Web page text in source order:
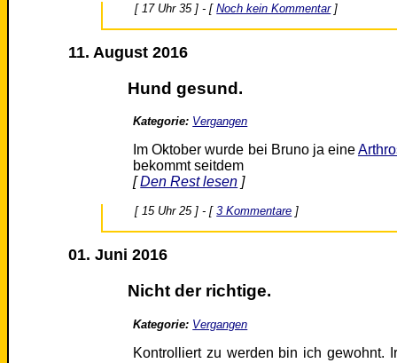
[ 17 Uhr 35 ] - [Noch kein Kommentar]
11. August 2016
Hund gesund.
Kategorie: Vergangen
Im Oktober wurde bei Bruno ja eine
bekommt seitdem
[Den Rest lesen ]
[ 15 Uhr 25 ] - [3 Kommentare ]
01. Juni 2016
Nicht der richtige.
Kategorie: Vergangen
Kontrolliert zu werden bin ich gewohnt.